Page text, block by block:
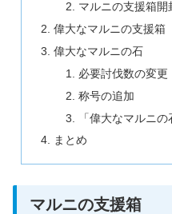
マルニの支援箱開
偉大なマルニの支援箱
偉大なマルニの石
必要討伐数の変更
称号の追加
「偉大なマルニ
まとめ
マルニの支援箱